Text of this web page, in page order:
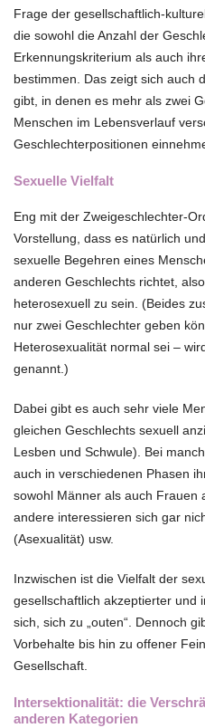
Frage der gesellschaftlich-
die sowohl die Anzahl der
Erkennungskriterium als auch
bestimmen. Das zeigt sich auch
gibt, in denen es mehr als zwei
Menschen im Lebensverlauf
Geschlechterpositionen
Sexuelle Vielfalt
Eng mit der Zweigeschlechter-
Vorstellung, dass es natürlich
sexuelle Begehren eines
anderen Geschlechts richtet,
heterosexuell zu sein. (Beides
nur zwei Geschlechter geben
Heterosexualität normal sei –
genannt.)
Dabei gibt es auch sehr viele
gleichen Geschlechts sexuell
Lesben und Schwule). Bei
auch in verschiedenen Phasen
sowohl Männer als auch Frauen
andere interessieren sich gar
(Asexualität) usw.
Inzwischen ist die Vielfalt der
gesellschaftlich akzeptierter und
sich, sich zu „outen“. Dennoch
Vorbehalte bis hin zu offener
Gesellschaft.
Intersektionalität: die
anderen Kategorien